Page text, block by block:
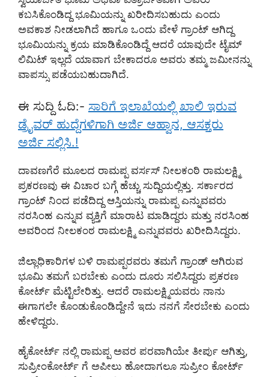
ಕಬಸಿಕೊಂಡಿದ್ದ ಭೂಮಿಯನ್ನು ಖರೀದಿಸಬಹುದು ಎಂದು
ಅವಕಾಶ ನೀಡಲಾಗಿದೆ ಹಾಗೂ ಒಂದು ವೇಳೆ ಗ್ರಾಂಟ್ ಆಗಿದ್ದ
ಭೂಮಿಯನ್ನು ಕ್ರಯ ಮಾಡಿಕೊಂಡಿದ್ದೆ ಆದರೆ ಯಾವುದೇ ಟೈಮ್
ಲಿಮಿಟ್ ಇಲ್ಲದೆ ಯಾವಾಗ ಬೇಕಾದರೂ ಅವರು ತಮ್ಮ ಜಮೀನನ್ನು
ವಾಪಸ್ಸು ಪಡೆಯಬಹುದಾಗಿದೆ.
ಈ ಸುದ್ದಿ ಓದಿ:- ಸಾರಿಗೆ ಇಲಾಖೆಯಲ್ಲಿ ಖಾಲಿ ಇರುವ
ಡ್ರೈವರ್ ಹುದ್ದೆಗಳಿಗಾಗಿ ಅರ್ಜಿ ಆಹ್ವಾನ, ಆಸಕ್ತರು
ಅರ್ಜಿ ಸಲ್ಲಿಸಿ.!
ದಾವಣಗೆರೆ ಮೂಲದ ರಾಮಪ್ಪ ವರ್ಸಸ್ ನೀಲಕಂಠಿ ರಾಮಲಕ್ಷ್ಮಿ
ಪ್ರಕರಣವು ಈ ವಿಚಾರ ಬಗ್ಗೆ ಹೆಚ್ಚು ಸುದ್ದಿಯಲ್ಲಿತ್ತು. ಸರ್ಕಾರದ
ಗ್ರಾಂಟ್ ನಿಂದ ಪಡೆದಿದ್ದ ಆಸ್ತಿಯನ್ನು ರಾಮಪ್ಪ ಎನ್ನುವವರು
ನರಸಿಂಹ ಎನ್ನುವ ವ್ಯಕ್ತಿಗೆ ಮಾರಾಟ ಮಾಡಿದ್ದರು ಮತ್ತು ನರಸಿಂಹ
ಅವರಿಂದ ನೀಲಕಂಠ ರಾಮಲಕ್ಷ್ಮಿ ಎನ್ನುವವರು ಖರೀದಿಸಿದ್ದರು.
ಜಿಲ್ಲಾಧಿಕಾರಿಗಳ ಬಳಿ ರಾಮಪ್ಪರವರು ತಮಗೆ ಗ್ರಾಂಡ್ ಆಗಿರುವ
ಭೂಮಿ ತಮಗೆ ಬರಬೇಕು ಎಂದು ದೂರು ಸಲಿಸಿದ್ದರು ಪ್ರಕರಣ
ಕೋರ್ಟ್ ಮೆಟ್ಟಿಲೇರಿತ್ತು. ಆದರೆ ರಾಮಲಕ್ಷ್ಮಿಯವರು ನಾನು
ಈಗಾಗಲೇ ಕೊಂಡುಕೊಂಡಿದ್ದೇನೆ ಇದು ನನಗೆ ಸೇರಬೇಕು ಎಂದು
ಹೇಳಿದ್ದರು.
ಹೈಕೋರ್ಟ್ ನಲ್ಲಿ ರಾಮಪ್ಪ ಅವರ ಪರವಾಗಿಯೇ ತೀರ್ಪು ಆಗಿತ್ತು,
ಸುಪ್ರೀಂಕೋರ್ಟ್ ಗೆ ಅಪೀಲು ಹೋದಾಗಲೂ ಸುಪ್ರೀಂ ಕೋರ್ಟ್